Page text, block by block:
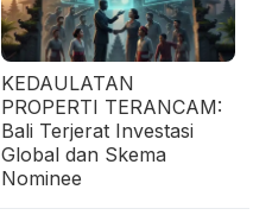
KEDAULATAN
PROPERTI TERANCAM:
Bali Terjerat Investasi
Global dan Skema
Nominee